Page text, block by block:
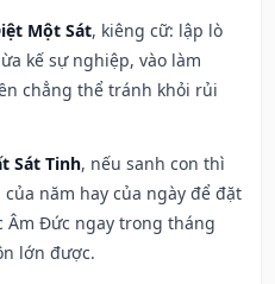
Một Sát, kiêng cữ: lập lò
kế sự nghiệp, vào làm
chẳng thể tránh khỏi rủi
Sát Tinh, nếu sanh con thì
năm hay của ngày để đặt
Âm Đức ngay trong tháng
lớn được.